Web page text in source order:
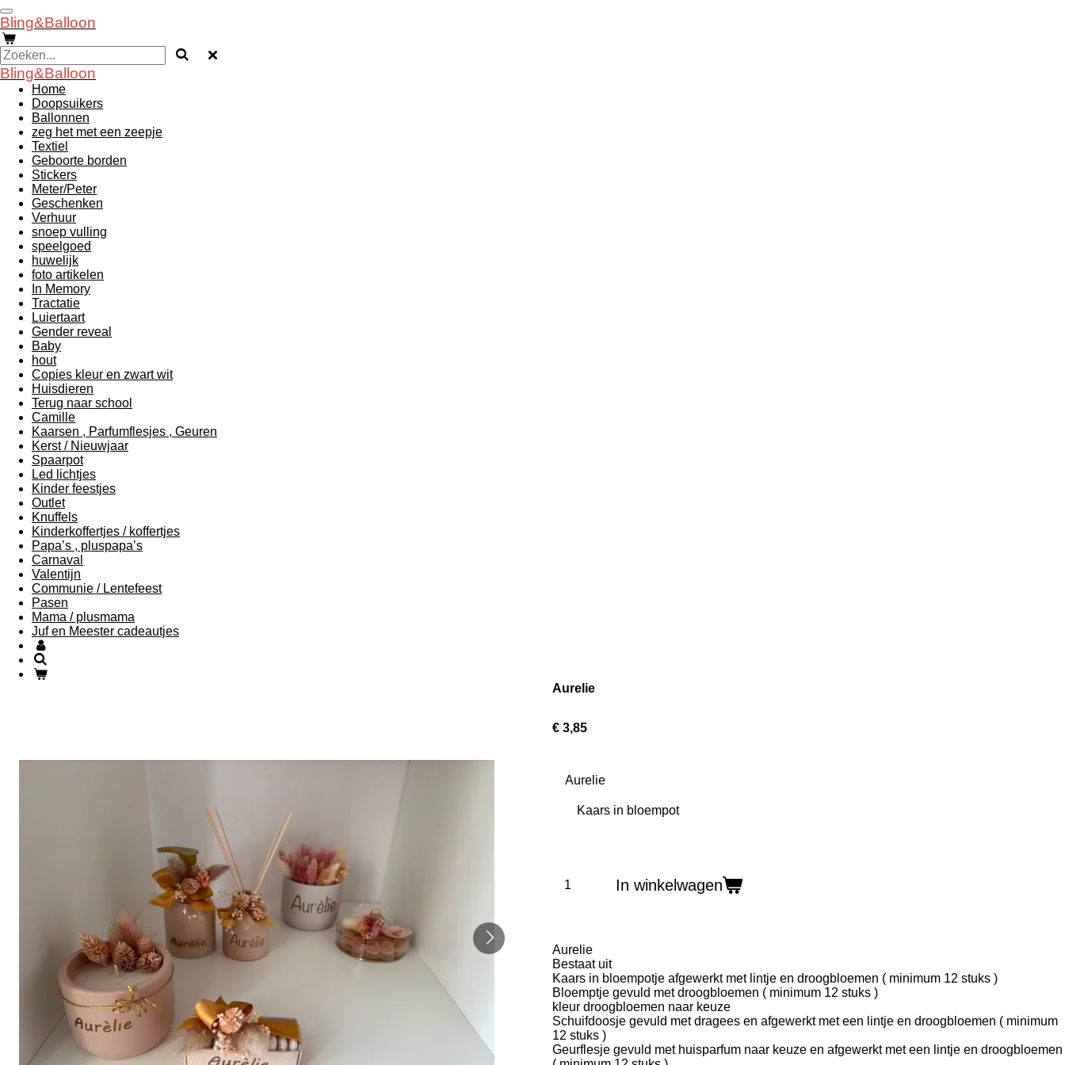
Ga
direct
naar
de
hoofdinhoud
Bling&Balloon
Bling&Balloon
Home
Doopsuikers
Ballonnen
zeg het met een zeepje
Textiel
Geboorte borden
Stickers
Meter/Peter
Geschenken
Verhuur
snoep vulling
speelgoed
huwelijk
foto artikelen
In Memory
Tractatie
Luiertaart
Gender reveal
Baby
hout
Copies kleur en zwart wit
Huisdieren
Terug naar school
Camille
Kaarsen , Parfumflesjes , Geuren
Kerst / Nieuwjaar
Spaarpot
Led lichtjes
Kinder feestjes
Outlet
Knuffels
Kinderkoffertjes / koffertjes
Papa’s , pluspapa’s
Carnaval
Valentijn
Communie / Lentefeest
Pasen
Mama / plusmama
Juf en Meester cadeautjes
Aurelie
€ 3,85
Aurelie
In winkelwagen
Aurelie
Bestaat uit
Kaars in bloempotje afgewerkt met lintje en droogbloemen ( minimum 12 stuks )
Bloemptje gevuld met droogbloemen ( minimum 12 stuks )
kleur droogbloemen naar keuze
Schuifdoosje gevuld met dragees en afgewerkt met een lintje en droogbloemen ( minimum
12 stuks )
Geurflesje gevuld met huisparfum naar keuze en afgewerkt met een lintje en droogbloemen